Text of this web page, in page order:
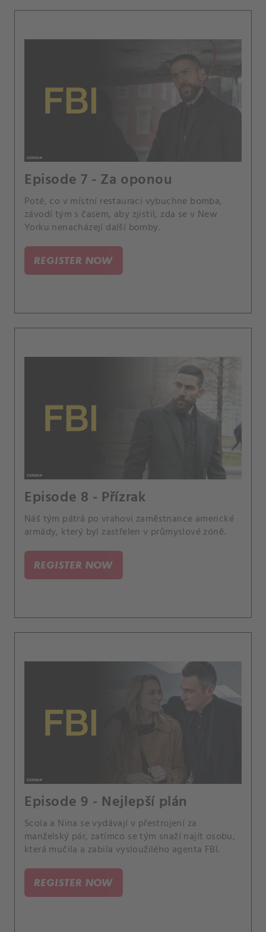
Episode 7 - Za oponou
Poté, co v místní restauraci vybuchne bomba,
závodí tým s časem, aby zjistil, zda se v New
Yorku nenacházejí další bomby.
REGISTER NOW
Episode 8 - Přízrak
Náš tým pátrá po vrahovi zaměstnance americké
armády, který byl zastřelen v průmyslové zóně.
REGISTER NOW
Episode 9 - Nejlepší plán
Scola a Nina se vydávají v přestrojení za
manželský pár, zatímco se tým snaží najít osobu,
která mučila a zabila vysloužilého agenta FBI.
REGISTER NOW